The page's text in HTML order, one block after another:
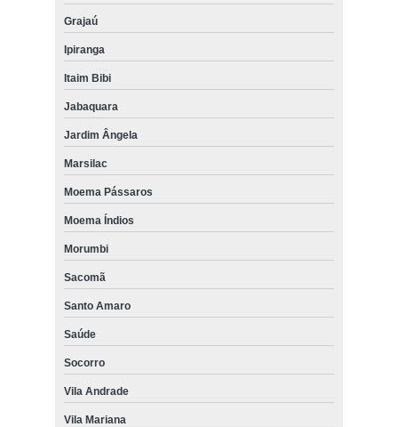
Grajaú
Ipiranga
Itaim Bibi
Jabaquara
Jardim Ângela
Marsilac
Moema Pássaros
Moema Índios
Morumbi
Sacomã
Santo Amaro
Saúde
Socorro
Vila Andrade
Vila Mariana